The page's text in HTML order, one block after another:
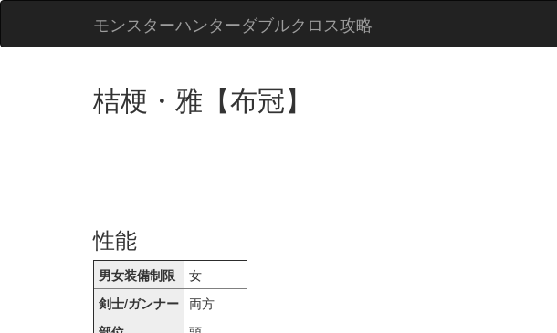
モンスターハンターダブルクロス攻略
桔梗・雅【布冠】
性能
男女装備制限
女
剣士/ガンナー 両方